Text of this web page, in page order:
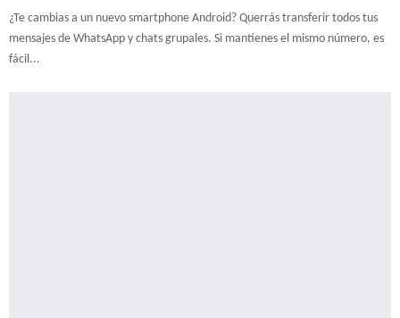
¿Te cambias a un nuevo smartphone Android? Querrás transferir todos tus
mensajes de WhatsApp y chats grupales. Si mantienes el mismo número, es
fácil...